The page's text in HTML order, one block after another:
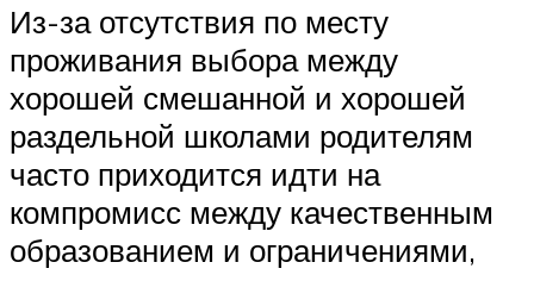
Из-за отсутствия по месту
проживания выбора между
хорошей смешанной и хорошей
раздельной школами родителям
часто приходится идти на
компромисс между качественным
образованием и ограничениями,